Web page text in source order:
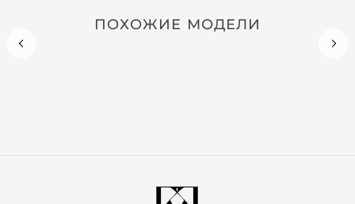
ПОХОЖИЕ МОДЕЛИ